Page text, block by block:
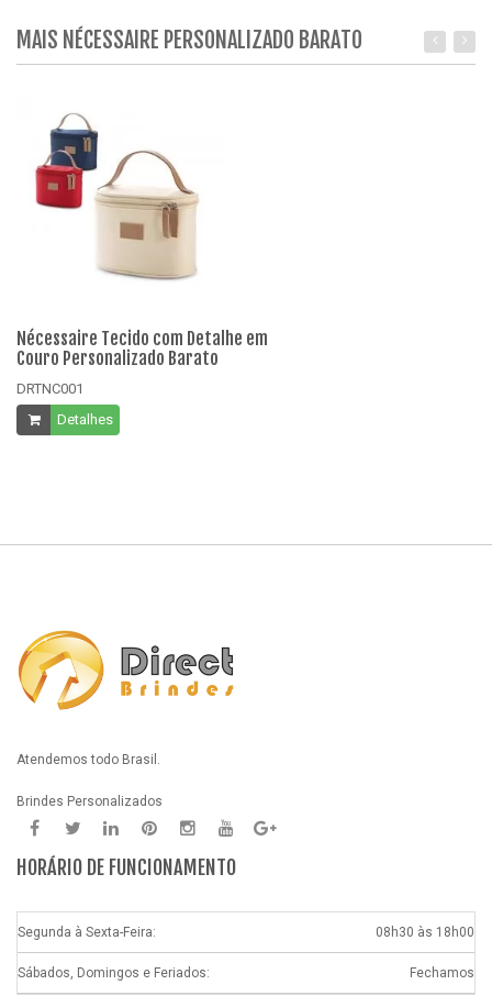
MAIS NÉCESSAIRE PERSONALIZADO BARATO
Nécessaire Tecido com Detalhe em
Couro Personalizado Barato
DRTNC001
Detalhes
Atendemos todo Brasil.
Brindes Personalizados
HORÁRIO DE FUNCIONAMENTO
Segunda à Sexta-Feira: 08h30 às 18h00
Sábados, Domingos e Feriados: Fechamos